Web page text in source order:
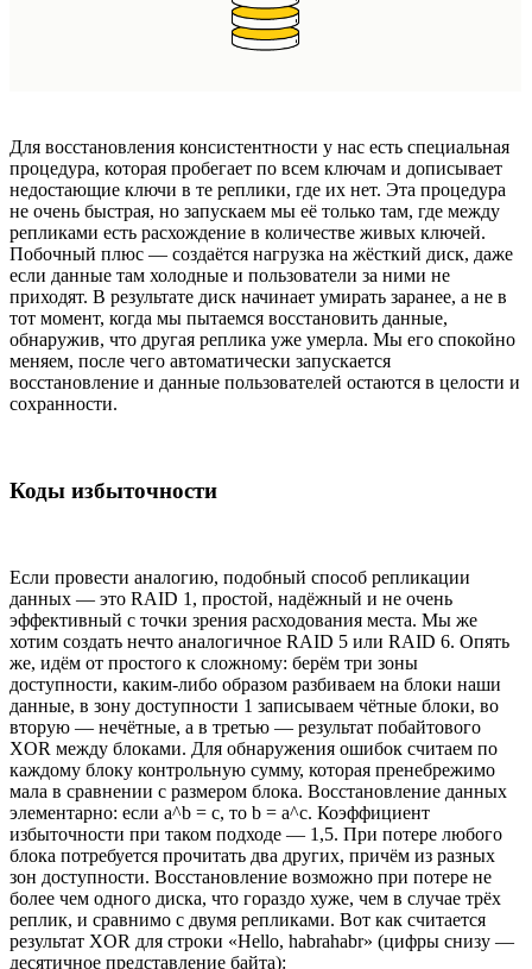
Для восстановления консистентности у нас есть специальная
процедура, которая пробегает по всем ключам и дописывает
недостающие ключи в те реплики, где их нет. Эта процедура
не очень быстрая, но запускаем мы её только там, где между
репликами есть расхождение в количестве живых ключей.
Побочный плюс — создаётся нагрузка на жёсткий диск, даже
если данные там холодные и пользователи за ними не
приходят. В результате диск начинает умирать заранее, а не в
тот момент, когда мы пытаемся восстановить данные,
обнаружив, что другая реплика уже умерла. Мы его спокойно
меняем, после чего автоматически запускается
восстановление и данные пользователей остаются в целости и
сохранности.
Коды избыточности
Если провести аналогию, подобный способ репликации
данных — это RAID 1, простой, надёжный и не очень
эффективный с точки зрения расходования места. Мы же
хотим создать нечто аналогичное RAID 5 или RAID 6. Опять
же, идём от простого к сложному: берём три зоны
доступности, каким-либо образом разбиваем на блоки наши
данные, в зону доступности 1 записываем чётные блоки, во
вторую — нечётные, а в третью — результат побайтового
XOR между блоками. Для обнаружения ошибок считаем по
каждому блоку контрольную сумму, которая пренебрежимо
мала в сравнении с размером блока. Восстановление данных
элементарно: если a^b = c, то b = a^c. Коэффициент
избыточности при таком подходе — 1,5. При потере любого
блока потребуется прочитать два других, причём из разных
зон доступности. Восстановление возможно при потере не
более чем одного диска, что гораздо хуже, чем в случае трёх
реплик, и сравнимо с двумя репликами. Вот как считается
результат XOR для строки «Hello, habrahabr» (цифры снизу —
десятичное представление байта):